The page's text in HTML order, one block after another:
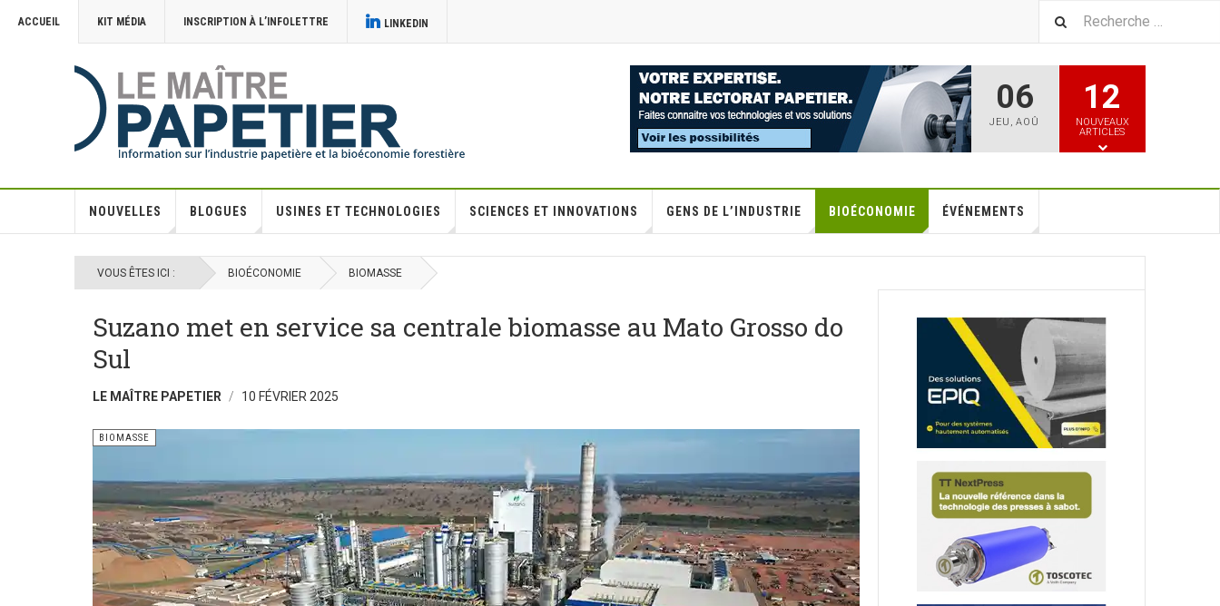
ACCUEIL KIT MÉDIA INSCRIPTION À L’INFOLETTRE LINKEDIN
06
JEU ,AOÛ
12
NOUVEAUX
ARTICLES
NOUVELLES BLOGUES USINES ET TECHNOLOGIES SCIENCES ET INNOVATIONS GENS DE L’INDUSTRIE BIOÉCONOMIE ÉVÉNEMENTS
VOUS ÊTES ICI : BIOÉCONOMIE BIOMASSE
Suzano met en service sa centrale biomasse au Mato Grosso do
Sul
LE MAÎTRE PAPETIER 10 FÉVRIER 2025
BIOMASSE